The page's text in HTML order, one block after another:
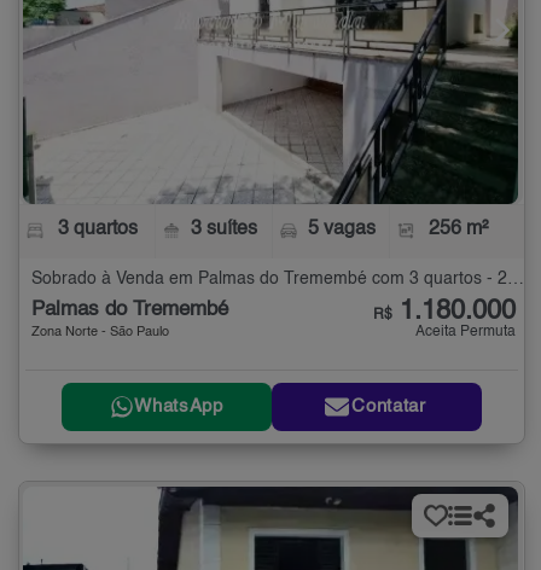
3 quartos 3 suítes 5 vagas 256 m²
Palmas do Tremembé
Zona Norte - São Paulo
R$ 1.180.000
Aceita Permuta
WhatsApp Contatar